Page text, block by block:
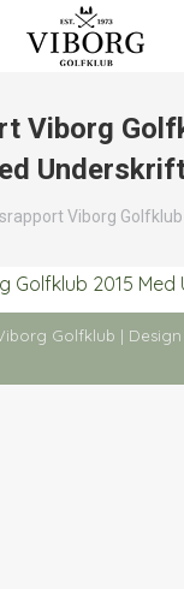
Viborg
Viborg Golfklub
Golfklub 2015 Med
Golfklub | Design